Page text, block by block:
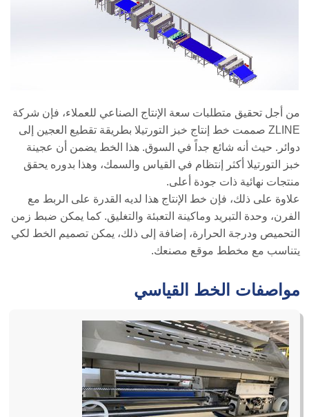
من أجل تحقيق متطلبات سعة الإنتاج الصناعي للعملاء، فإن شركة
ZLINE صممت خط إنتاج خبز التورتيلا بطريقة تقطيع العجين إلى
دوائر. حيث أنه شائع جداً في السوق. هذا الخط يضمن أن عجينة
خبز التورتيلا أكثر إنتظام في القياس والسمك، وهذا بدوره يحقق
منتجات نهائية ذات جودة أعلى.
علاوة على ذلك، فإن خط الإنتاج هذا لديه القدرة على الربط مع
الفرن، وحدة التبريد وماكينة التعبئة والتغليق. كما يمكن ضبط زمن
التحميص ودرجة الحرارة، إضافة إلى ذلك، يمكن تصميم الخط لكي
يتناسب مع مخطط موقع مصنعك.
مواصفات الخط القياسي